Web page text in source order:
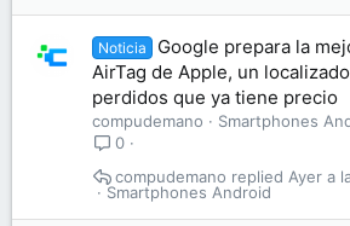
Noticia
Google prepara la
AirTag de Apple, un
perdidos que ya tiene precio
compudemano
Smartphones
0
Smartphones Android
Ayer a
compudemano